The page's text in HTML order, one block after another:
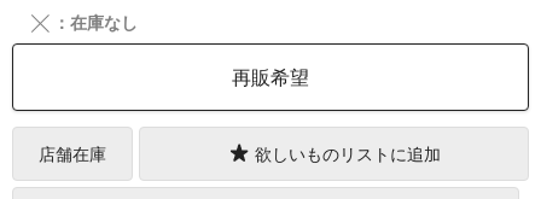
╳ ：在庫なし
再販希望
店舗在庫 欲しいものリストに追加